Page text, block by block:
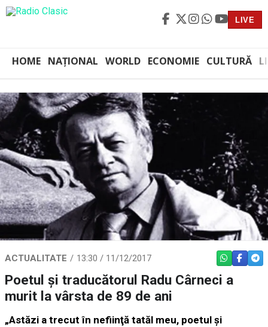
LIVE
HOME NAȚIONAL WORLD ECONOMIE CULTURĂ
ACTUALITATE 13:30 / 11/12/2017 WHATSAPP
Poetul şi traducătorul Radu Cârneci a
murit la vârsta de 89 de ani
„Astăzi a trecut în nefiinţă tatăl meu, poetul şi